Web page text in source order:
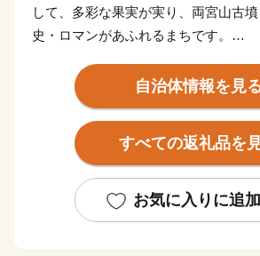
して、多彩な果実が実り、両宮山古
史・ロマンがあふれるまちです。
このすばらしい“ふるさと”を“未来”へ
人が健康で笑顔にあふれ、いきいき
りたい。こんな夢を実現するために
となったまちづくりを推進していま
皆さんの心にいつまでも残るふるさと
い。その思いを 赤磐ふるさと応援寄
自治体情報を見
すべての返礼品を
お気に入りに追